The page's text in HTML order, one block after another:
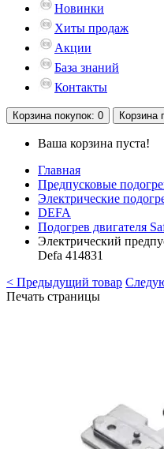
Новинки
Хиты продаж
Акции
База знаний
Контакты
Корзина покупок: 0 Корзина
Ваша корзина пуста!
Главная
Предпусковые
Электрические
DEFA
Подогрев двигателя
Электрический
Defa 414831
< Предыдущий товар
Печать страницы